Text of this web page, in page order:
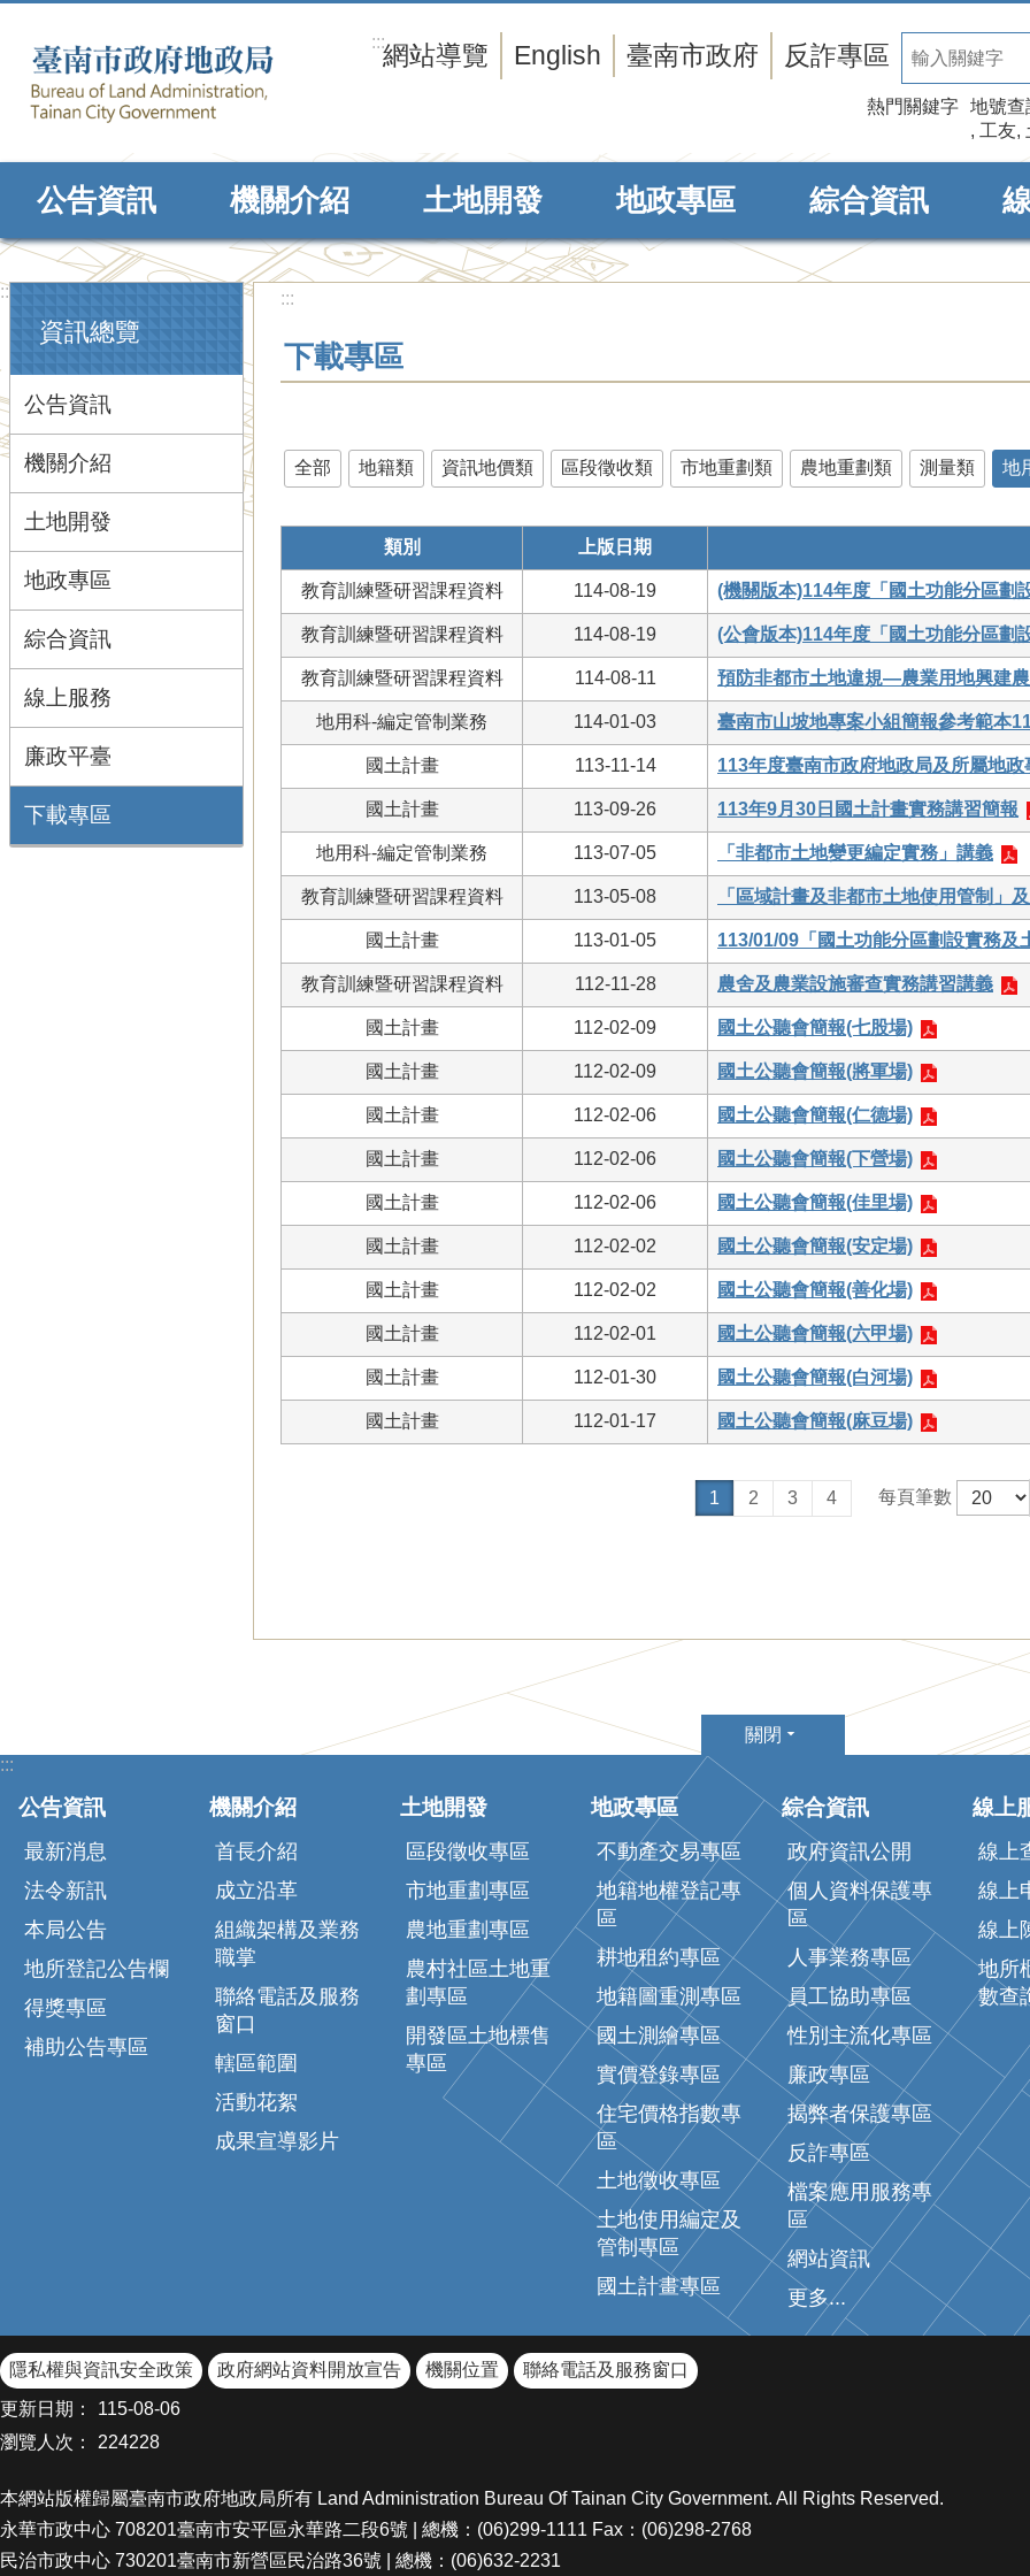
:::網站導覽 English 臺南市政府 反詐專區
熱門關鍵字 地號查
工友
公告資訊 機關介紹 土地開發 地政專區 綜合資訊
:::
資訊總覽
公告資訊
機關介紹
土地開發
地政專區
綜合資訊
線上服務
廉政平臺
下載專區
:::
下載專區
全部 地籍類 資訊地價類 區段徵收類 市地重劃類 農地重劃類 測量類 地
類別 上版日期
教育訓練暨研習課程資料 114-08-19 (機關版本)114年度「國土功能分區劃
教育訓練暨研習課程資料 114-08-19 (公會版本)114年度「國土功能分區劃
教育訓練暨研習課程資料 114-08-11 預防非都市土地違規—農業用地興建
地用科-編定管制業務 114-01-03 臺南市山坡地專案小組簡報參考範本
國土計畫 113-11-14 113年度臺南市政府地政局及所屬地
國土計畫 113-09-26 113年9月30日國土計畫實務講習簡報
地用科-編定管制業務 113-07-05 「非都市土地變更編定實務」講義
教育訓練暨研習課程資料 113-05-08 「區域計畫及非都市土地使用管制」
國土計畫 113-01-05 113/01/09「國土功能分區劃設實務及
教育訓練暨研習課程資料 112-11-28 農舍及農業設施審查實務講習講義
國土計畫 112-02-09 國土公聽會簡報(七股場)
國土計畫 112-02-09 國土公聽會簡報(將軍場)
國土計畫 112-02-06 國土公聽會簡報(仁德場)
國土計畫 112-02-06 國土公聽會簡報(下營場)
國土計畫 112-02-06 國土公聽會簡報(佳里場)
國土計畫 112-02-02 國土公聽會簡報(安定場)
國土計畫 112-02-02 國土公聽會簡報(善化場)
國土計畫 112-02-01 國土公聽會簡報(六甲場)
國土計畫 112-01-30 國土公聽會簡報(白河場)
國土計畫 112-01-17 國土公聽會簡報(麻豆場)
1 2 3 4 每頁筆數
關閉
:::
公告資訊
最新消息
法令新訊
本局公告
地所登記公告欄
得獎專區
補助公告專區
機關介紹
首長介紹
成立沿革
組織架構及業務
職掌
聯絡電話及服務
窗口
轄區範圍
活動花絮
成果宣導影片
土地開發
區段徵收專區
市地重劃專區
農地重劃專區
農村社區土地重
劃專區
開發區土地標售
專區
地政專區
不動產交易專區
地籍地權登記專
區
耕地租約專區
地籍圖重測專區
國土測繪專區
實價登錄專區
住宅價格指數專
區
土地徵收專區
土地使用編定及
管制專區
國土計畫專區
綜合資訊
政府資訊公開
個人資料保護專
區
人事業務專區
員工協助專區
性別主流化專區
廉政專區
揭弊者保護專區
反詐專區
檔案應用服務專
區
網站資訊
更多...
線上
線上
線上
線上
地所
數查
隱私權與資訊安全政策 政府網站資料開放宣告 機關位置
聯絡電話及服務窗口
更新日期：
115-08-06
瀏覽人次：
224228
本網站版權歸屬臺南市政府地政局所有 Land Administration Bureau Of Tainan City Government. All Rights Reserved.
永華市政中心 708201臺南市安平區永華路二段6號 | 總機：(06)299-1111 Fax：(06)298-2768
民治市政中心 730201臺南市新營區民治路36號 | 總機：(06)632-2231